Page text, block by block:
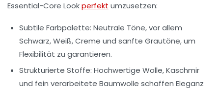
Essential-Core Lookperfekt umzusetzen:
Subtile Farbpalette: Neutrale Töne, vor allem
Schwarz, Weiß, Creme und sanfte Grautöne, um
Flexibilität zu garantieren.
Strukturierte Stoffe: Hochwertige Wolle, Kaschmir
und fein verarbeitete Baumwolle schaffen Eleganz